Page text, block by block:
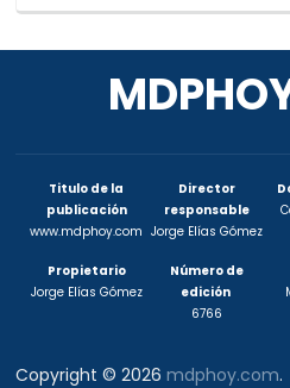
Titulo de la
publicación
www.mdphoy.com
Propietario
Jorge Elías Gómez
Director
responsable
Jorge Elías Gómez
Número de
edición
6766
Copyright © 2026mdphoy.com.